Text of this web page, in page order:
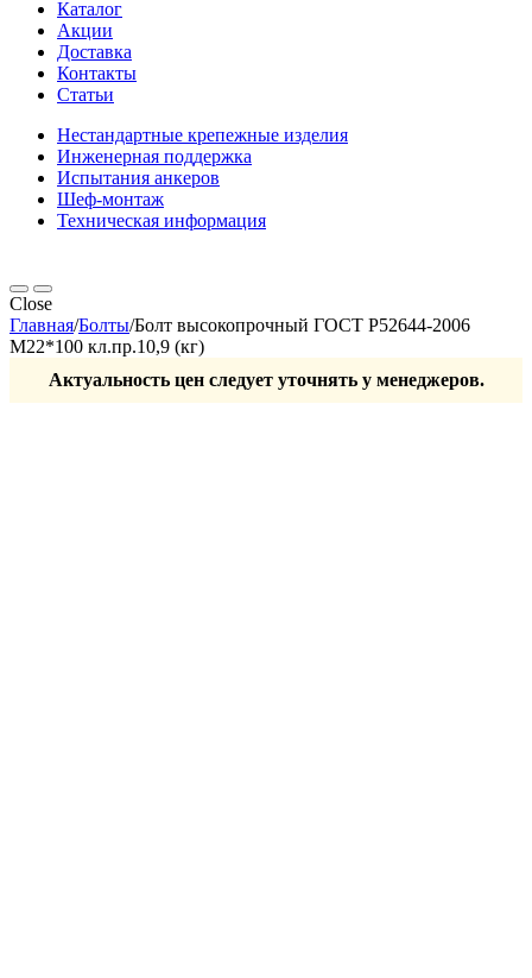
Каталог
Акции
Доставка
Контакты
Статьи
Нестандартные крепежные изделия
Инженерная поддержка
Испытания анкеров
Шеф-монтаж
Техническая информация
Close
Главная/Болты/Болт высокопрочный ГОСТ Р52644-2006
М22*100 кл.пр.10,9 (кг)
Актуальность цен следует уточнять у менеджеров.